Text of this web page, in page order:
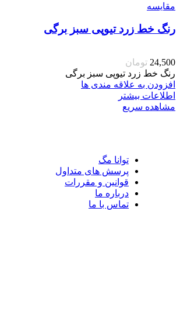
مقایسه
رنگ خط زرد تیوپی سبز برگی
24,500 تومان
رنگ خط زرد تیوپی سبز برگی
افزودن به علاقه مندی ها
اطلاعات بیشتر
مشاهده سریع
توانا مگ
پرسش های متداول
قوانین و مقررات
درباره ما
تماس با ما